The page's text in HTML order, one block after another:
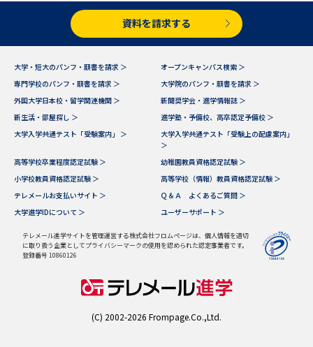
新増設大学・学部・学科特集
国際・グローバルに強い大学特
集
データサイエンス特集 奨学金・特待生制度特集
デジタルパンフレット 進路の３択
新学年スタート号特集ページ
新学年スタート号特集ページ
（高2生用）
SELFBRAND特集ページ
オープンキャンパスなどを調べる
オープンキャンパス検索 実施プログラムから探す
来場型・Web型イベント特集 夢ナビライブ
資料を請求する
大学・短大のパンフ・願書を請求 ＞
オープンキャンパス検索 ＞
専門学校のパンフ・願書を請求 ＞
大学院のパンフ・願書を請求 ＞
外国大学日本校・留学関連機関 ＞
新聞奨学会・進学情報誌 ＞
新生活・部屋探し ＞
進学塾・予備校、高卒認定予備校 ＞
大学入学共通テスト「受験案内」 ＞
大学入学共通テスト「受験上の配慮案内」
＞
高等学校卒業程度認定試験 ＞
幼稚園教員資格認定試験 ＞
小学校教員資格認定試験 ＞
高等学校（情報）教員資格認定試験 ＞
テレメールお支払いサイト ＞
Ｑ＆Ａ よくあるご質問 ＞
大学進学IDについて ＞
ユーザーサポート ＞
テレメール進学サイトを管理運営する株式会社フロムページは、個人情報を適切
に取り扱う企業としてプライバシーマークの使用を認められた認定事業者です。
登録番号 10860126
(C) 2002-2026 Frompage.Co.,Ltd.